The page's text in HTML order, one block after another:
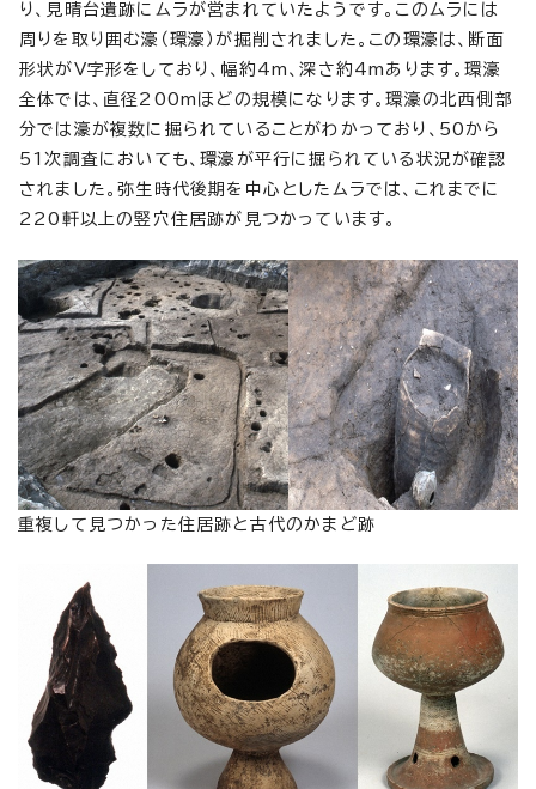
り、見晴台遺跡にムラが営まれていたようです。このムラには
周りを取り囲む濠（環濠）が掘削されました。この環濠は、断面
形状がV字形をしており、幅約4m、深さ約4mあります。環濠
全体では、直径200mほどの規模になります。環濠の北西側部
分では濠が複数に掘られていることがわかっており、50から
51次調査においても、環濠が平行に掘られている状況が確認
されました。弥生時代後期を中心としたムラでは、これまでに
220軒以上の竪穴住居跡が見つかっています。
重複して見つかった住居跡と古代のかまど跡